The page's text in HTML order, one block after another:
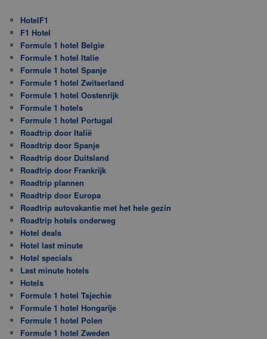
HotelF1
F1 Hotel
Formule 1 hotel Belgie
Formule 1 hotel Italie
Formule 1 hotel Spanje
Formule 1 hotel Zwitserland
Formule 1 hotel Oostenrijk
Formule 1 hotels
Formule 1 hotel Portugal
Roadtrip door Italië
Roadtrip door Spanje
Roadtrip door Duitsland
Roadtrip door Frankrijk
Roadtrip plannen
Roadtrip door Europa
Roadtrip autovakantie met het hele gezin
Roadtrip hotels onderweg
Hotel deals
Hotel last minute
Hotel specials
Last minute hotels
Hotels
Formule 1 hotel Tsjechie
Formule 1 hotel Hongarije
Formule 1 hotel Polen
Formule 1 hotel Zweden